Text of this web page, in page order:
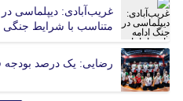
کهگیلویه و بویر احمد
گیلان
مازندران
هرمزگان
غریب‌آبادی: دیپلماسی در
متناسب با شرایط جنگی
رضایی: یک درصد بودجه